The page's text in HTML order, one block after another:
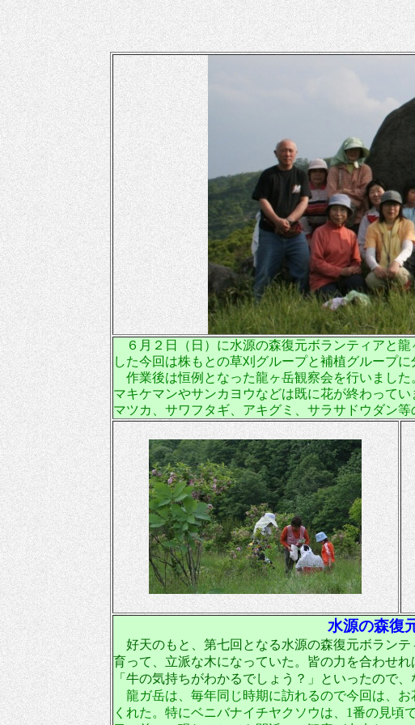
６月２日（日）に水源の森復元ボランティアと
した今回は株もとの草刈グループと補植グループに
作業後は恒例となった龍ヶ岳観察会を行いまし
マキケマンやサンカヨウなどは既に花が終わって
マツカ、サワフタギ、アキグミ、サラサドウダン
水源の森
好天のもと、第七回となる水源の森復元ボラン
育って、立派な木になっていた。皆の力を合わせ
「牛の気持ちがわかるでしょう？」といったので、
龍ガ岳は、毎年同じ時期に訪れるので今回は、
くれた。特にベニバナイチヤクソウは、 1番の見頃